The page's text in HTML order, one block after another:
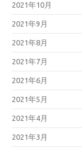
2021年10月
2021年9月
2021年8月
2021年7月
2021年6月
2021年5月
2021年4月
2021年3月